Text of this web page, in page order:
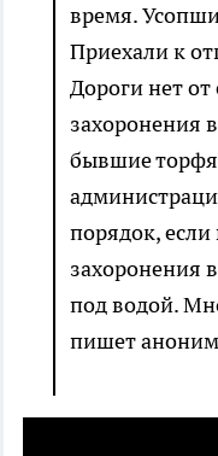
время.
Приехали к
Дороги нет
захоронения
бывшие
порядок,
захоронения
под водой.
пишет